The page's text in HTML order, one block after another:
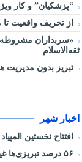
“پزشکیان” و کار
از تحریف واقعیت
«سربداران مشروطه»
ثقه‌الاسلام
تبریز بدون مدیریت
اخبار شهر
افتتاح نخستین